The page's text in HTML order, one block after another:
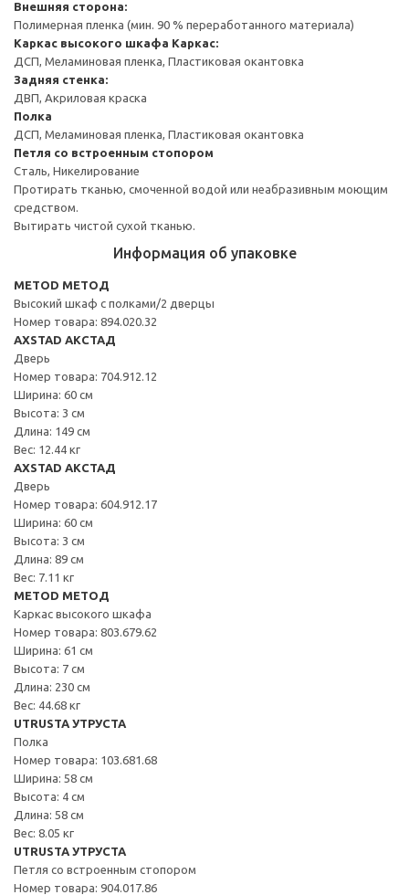
Внешняя сторона:
Полимерная пленка (мин. 90 % переработанного материала)
Каркас высокого шкафа Каркас:
ДСП, Меламиновая пленка, Пластиковая окантовка
Задняя стенка:
ДВП, Акриловая краска
Полка
ДСП, Меламиновая пленка, Пластиковая окантовка
Петля со встроенным стопором
Сталь, Никелирование
Протирать тканью, смоченной водой или неабразивным моющим
средством.
Вытирать чистой сухой тканью.
Информация об упаковке
METOD МЕТОД
Высокий шкаф с полками/2 дверцы
Номер товара: 894.020.32
AXSTAD АКСТАД
Дверь
Номер товара: 704.912.12
Ширина: 60 см
Высота: 3 см
Длина: 149 см
Вес: 12.44 кг
AXSTAD АКСТАД
Дверь
Номер товара: 604.912.17
Ширина: 60 см
Высота: 3 см
Длина: 89 см
Вес: 7.11 кг
METOD МЕТОД
Каркас высокого шкафа
Номер товара: 803.679.62
Ширина: 61 см
Высота: 7 см
Длина: 230 см
Вес: 44.68 кг
UTRUSTA УТРУСТА
Полка
Номер товара: 103.681.68
Ширина: 58 см
Высота: 4 см
Длина: 58 см
Вес: 8.05 кг
UTRUSTA УТРУСТА
Петля со встроенным стопором
Номер товара: 904.017.86